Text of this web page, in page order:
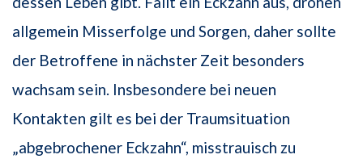
allgemein Misserfolge und Sorgen, daher sollte
der Betroffene in nächster Zeit besonders
wachsam sein. Insbesondere bei neuen
Kontakten gilt es bei der Traumsituation
„abgebrochener Eckzahn“, misstrauisch zu